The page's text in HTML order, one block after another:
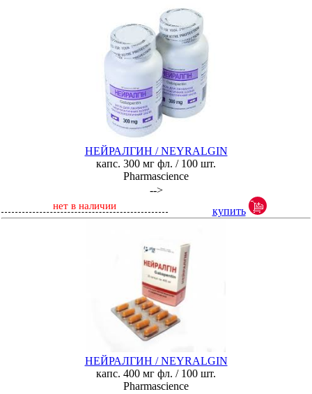
НЕЙРАЛГИН / NEYRALGIN
капс. 300 мг фл. / 100 шт.
Pharmascience
-->
нет в наличии купить
НЕЙРАЛГИН / NEYRALGIN
капс. 400 мг фл. / 100 шт.
Pharmascience